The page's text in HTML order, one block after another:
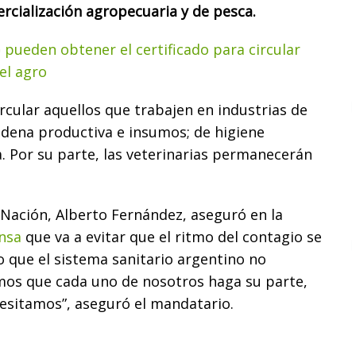
agropecuaria y de pesca.
pueden obtener el certificado para circular
agro
aquellos que trabajen en industrias de
productiva e insumos; de higiene
Por su parte, las veterinarias permanecerán
Alberto Fernández, aseguró en la
que va a evitar que el ritmo del contagio se
que el sistema sanitario argentino no
que cada uno de nosotros haga su parte,
aseguró el mandatario.